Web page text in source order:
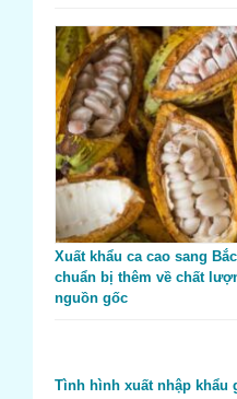
Xuất khẩu ca cao sang
chuẩn bị thêm về chất
nguồn gốc
Tình hình xuất nhập khẩu